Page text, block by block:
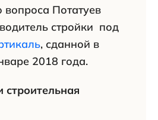
вопроса Потатуев
стройки под
, сданной в
2018 года.
строительная